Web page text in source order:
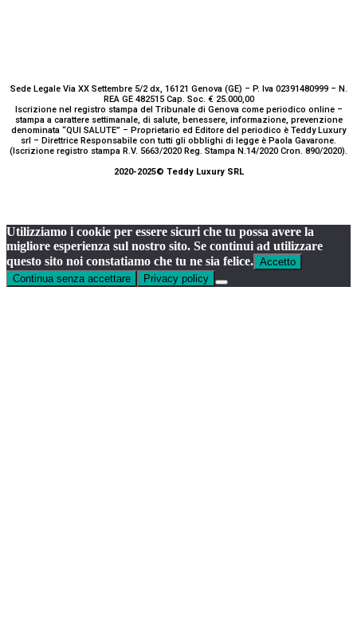
Sede Legale Via XX Settembre 5/2 dx, 16121 Genova (GE) – P. Iva 02391480999 – N.
REA GE 482515 Cap. Soc. € 25.000,00
Iscrizione nel registro stampa del Tribunale di Genova come periodico online –
stampa a carattere settimanale, di salute, benessere, informazione, prevenzione
denominata “QUI SALUTE” – Proprietario ed Editore del periodico è Teddy Luxury
srl – Direttrice Responsabile con tutti gli obblighi di legge è Paola Gavarone.
(Iscrizione registro stampa R.V. 5663/2020 Reg. Stampa N.14/2020 Cron. 890/2020).
2020-2025© Teddy Luxury SRL
Utilizziamo i cookie per essere sicuri che tu possa avere la
migliore esperienza sul nostro sito. Se continui ad utilizzare
questo sito noi constatiamo che tu ne sia felice. Accetto
Continua senza accettare
Privacy policy